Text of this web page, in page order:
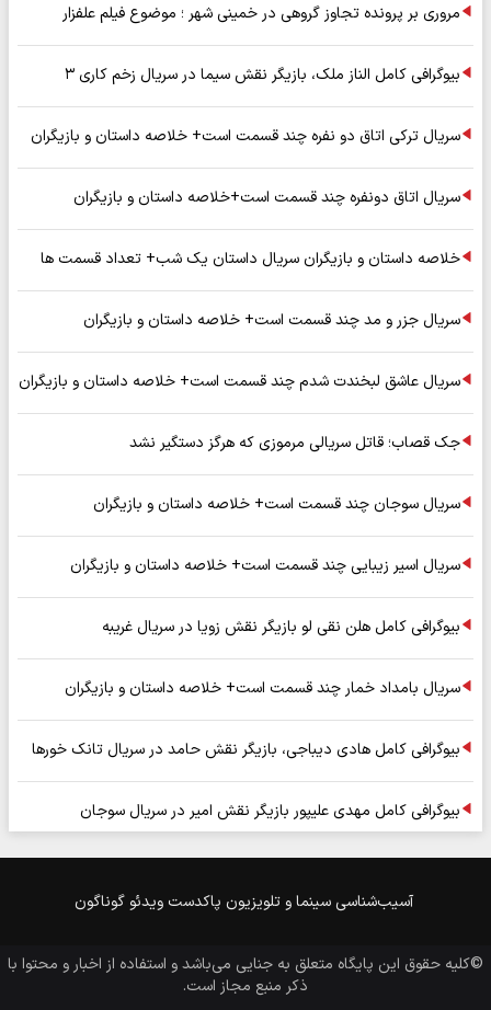
مروری بر پرونده تجاوز گروهی در خمینی شهر ؛ موضوع فیلم علفزار
بیوگرافی کامل الناز ملک، بازیگر نقش سیما در سریال زخم کاری ۳
سریال ترکی اتاق دو نفره چند قسمت است+ خلاصه داستان و بازیگران
سریال اتاق دونفره چند قسمت است+خلاصه داستان و بازیگران
خلاصه داستان و بازیگران سریال داستان یک شب+ تعداد قسمت ها
سریال جزر و مد چند قسمت است+ خلاصه داستان و بازیگران
سریال عاشق لبخندت شدم چند قسمت است+ خلاصه داستان و بازیگران
جک قصاب؛ قاتل سریالی مرموزی که هرگز دستگیر نشد
سریال سوجان چند قسمت است+ خلاصه داستان و بازیگران
سریال اسیر زیبایی چند قسمت است+ خلاصه داستان و بازیگران
بیوگرافی کامل هلن نقی لو بازیگر نقش زویا در سریال غریبه
سریال بامداد خمار چند قسمت است+ خلاصه داستان و بازیگران
بیوگرافی کامل هادی دیباجی، بازیگر نقش حامد در سریال تانک خورها
بیوگرافی کامل مهدی علیپور بازیگر نقش امیر در سریال سوجان
آسیب‌شناسی سینما و تلویزیون پاکدست ویدئو گوناگون
©کلیه حقوق این پایگاه متعلق به جنایی می‌باشد و استفاده از اخبار و محتوا با
ذکر منبع مجاز است.